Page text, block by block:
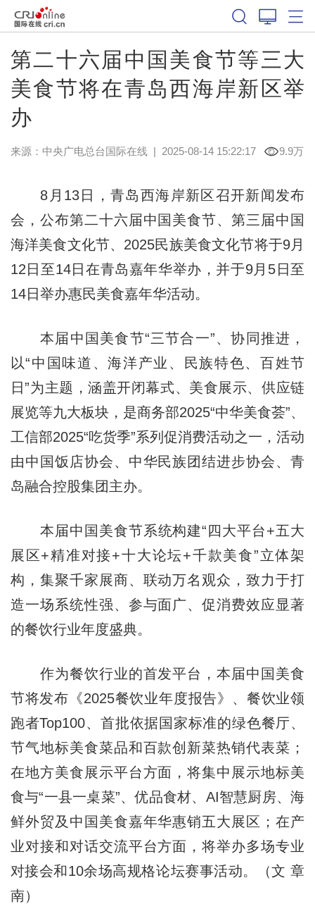
第二十六届中国美食节等三大
美食节将在青岛西海岸新区举
办
来源：中央广电总台国际在线| 2025-08-14 15:22:17 9.9万
8月13日，青岛西海岸新区召开新闻发布
会，公布第二十六届中国美食节、第三届中国
海洋美食文化节、2025民族美食文化节将于9月
12日至14日在青岛嘉年华举办，并于9月5日至
14日举办惠民美食嘉年华活动。
本届中国美食节“三节合一”、协同推进，
以“中国味道、海洋产业、民族特色、百姓节
日”为主题，涵盖开闭幕式、美食展示、供应链
展览等九大板块，是商务部2025“中华美食荟”、
工信部2025“吃货季”系列促消费活动之一，活动
由中国饭店协会、中华民族团结进步协会、青
岛融合控股集团主办。
本届中国美食节系统构建“四大平台+五大
展区+精准对接+十大论坛+千款美食”立体架
构，集聚千家展商、联动万名观众，致力于打
造一场系统性强、参与面广、促消费效应显著
的餐饮行业年度盛典。
作为餐饮行业的首发平台，本届中国美食
节将发布《2025餐饮业年度报告》、餐饮业领
跑者Top100、首批依据国家标准的绿色餐厅、
节气地标美食菜品和百款创新菜热销代表菜；
在地方美食展示平台方面，将集中展示地标美
食与“一县一桌菜”、优品食材、AI智慧厨房、海
鲜外贸及中国美食嘉年华惠销五大展区；在产
业对接和对话交流平台方面，将举办多场专业
对接会和10余场高规格论坛赛事活动。（文 章
南）